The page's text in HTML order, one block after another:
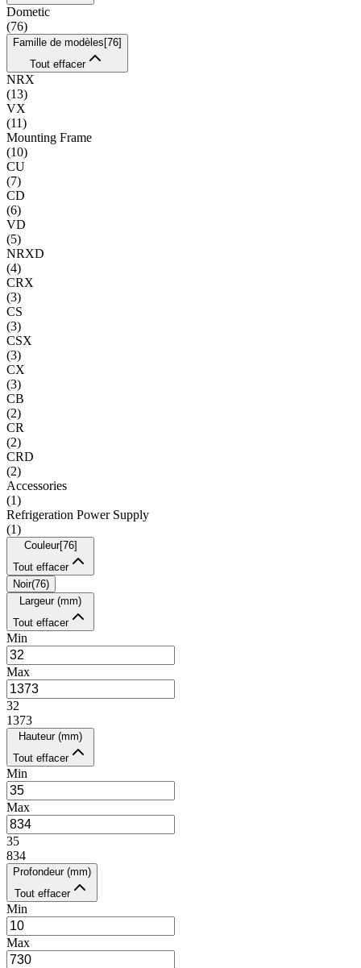
Dometic
(76)
Famille de modèles [76]
Tout effacer
NRX
(13)
VX
(11)
Mounting Frame
(10)
CU
(7)
CD
(6)
VD
(5)
NRXD
(4)
CRX
(3)
CS
(3)
CSX
(3)
CX
(3)
CB
(2)
CR
(2)
CRD
(2)
Accessories
(1)
Refrigeration Power Supply
(1)
Couleur[76]
Tout effacer
Noir(76)
Largeur (mm)
Tout effacer
Min
Max
32
1373
Hauteur (mm)
Tout effacer
Min
Max
35
834
Profondeur (mm)
Tout effacer
Min
Max